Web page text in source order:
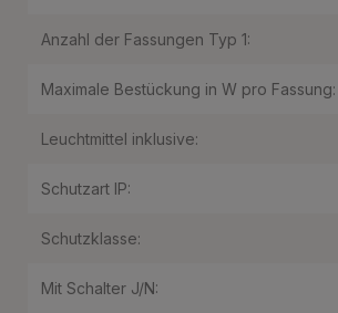
Anzahl der Fassungen Typ 1:
Maximale Bestückung in W pro Fassung:
Leuchtmittel inklusive:
Schutzart IP:
Schutzklasse:
Mit Schalter J/N: